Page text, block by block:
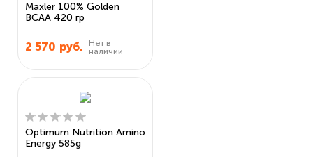
Maxler 100% Golden
BCAA 420 гр
2 570 руб.
Нет в
наличии
Optimum Nutrition Amino
Energy 585g